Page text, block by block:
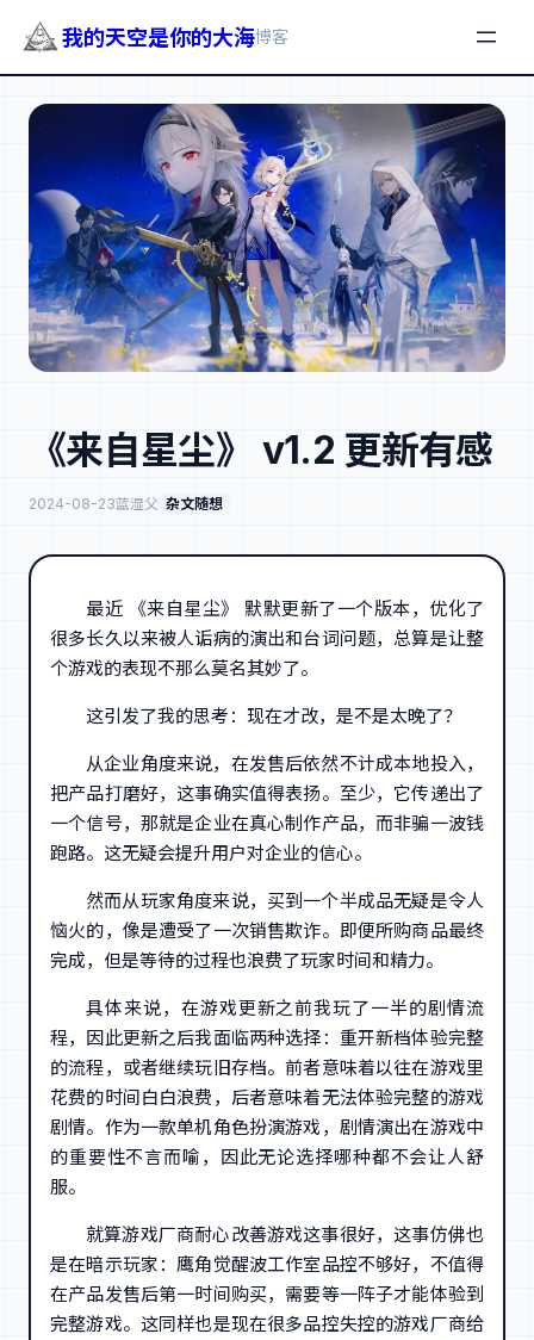
我的天空是你的大海博客
《来自星尘》 v1.2 更新有感
2024-08-23蓝湿父 杂文随想
最近 《来自星尘》 默默更新了一个版本，优化了
很多长久以来被人诟病的演出和台词问题，总算是让整
个游戏的表现不那么莫名其妙了。
这引发了我的思考：现在才改，是不是太晚了？
从企业角度来说，在发售后依然不计成本地投入，
把产品打磨好，这事确实值得表扬。至少，它传递出了
一个信号，那就是企业在真心制作产品，而非骗一波钱
跑路。这无疑会提升用户对企业的信心。
然而从玩家角度来说，买到一个半成品无疑是令人
恼火的，像是遭受了一次销售欺诈。即便所购商品最终
完成，但是等待的过程也浪费了玩家时间和精力。
具体来说，在游戏更新之前我玩了一半的剧情流
程，因此更新之后我面临两种选择：重开新档体验完整
的流程，或者继续玩旧存档。前者意味着以往在游戏里
花费的时间白白浪费，后者意味着无法体验完整的游戏
剧情。作为一款单机角色扮演游戏，剧情演出在游戏中
的重要性不言而喻，因此无论选择哪种都不会让人舒
服。
就算游戏厂商耐心改善游戏这事很好，这事仿佛也
是在暗示玩家：鹰角觉醒波工作室品控不够好，不值得
在产品发售后第一时间购买，需要等一阵子才能体验到
完整游戏。这同样也是现在很多品控失控的游戏厂商给